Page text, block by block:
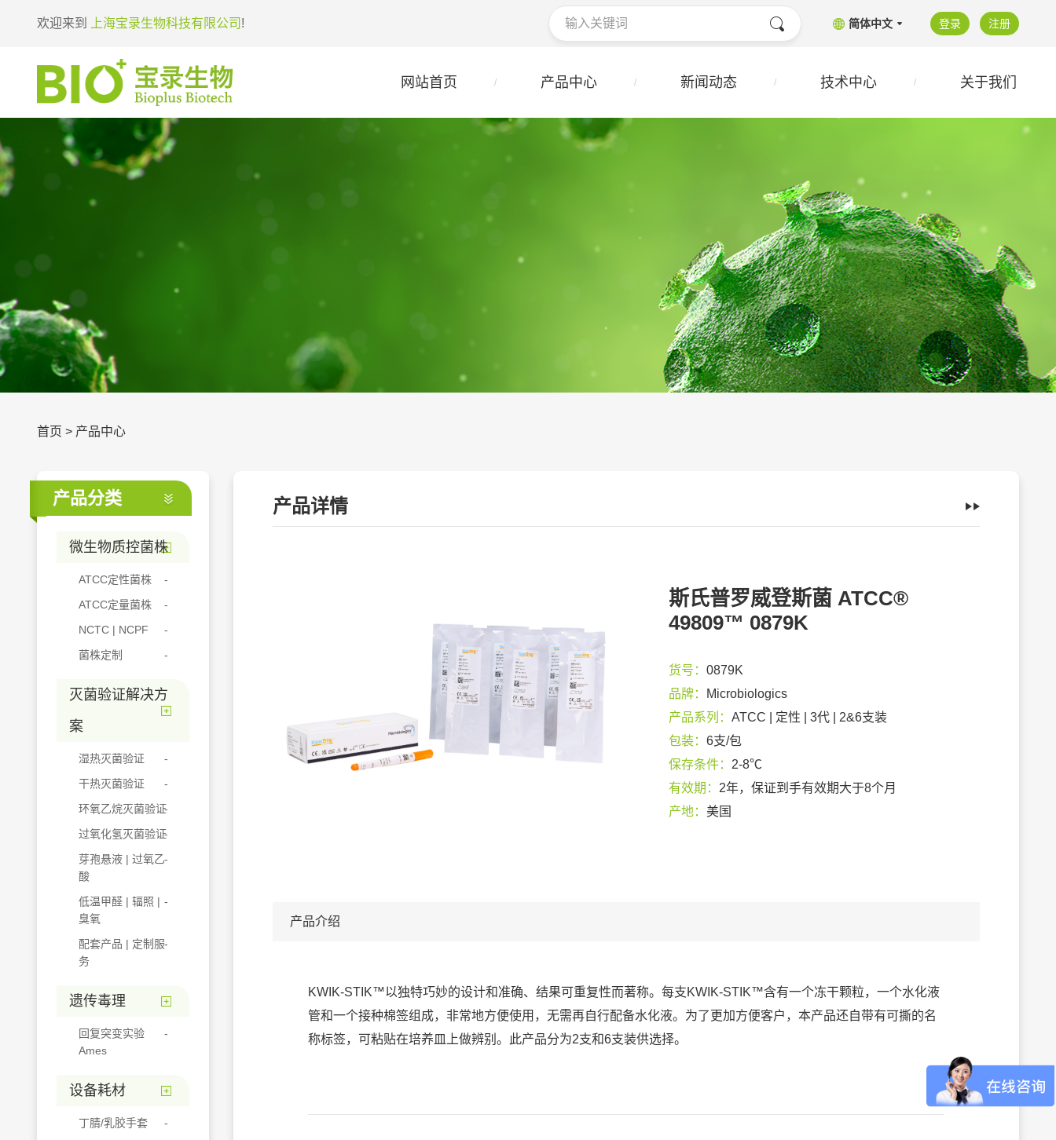
欢迎来到 上海宝录生物科技有限公司 ! 简体中文 登录 注册
网站首页 产品中心 新闻动态 技术中心 关于我们
首页 > 产品中心
产品分类
微生物质控菌株
ATCC定性菌株
ATCC定量菌株
NCTC | NCPF
菌株定制
灭菌验证解决方
案
湿热灭菌验证
干热灭菌验证
环氧乙烷灭菌验证
过氧化氢灭菌验证
芽孢悬液 | 过氧乙
酸
低温甲醛 | 辐照 |
臭氧
配套产品 | 定制服
务
遗传毒理
回复突变实验
Ames
设备耗材
丁腈/乳胶手套
产品详情
斯氏普罗威登斯菌 ATCC®
49809™ 0879K
货号： 0879K
品牌：
Microbiologics
产品系列： ATCC | 定性 | 3代 | 2&6支装
包装： 6支/包
保存条件： 2-8℃
有效期： 2年，保证到手有效期大于8个月
产地： 美国
产品介绍
KWIK-STIK™以独特巧妙的设计和准确、结果可重复性而著称。每支KWIK-STIK™含有一个冻干颗粒，一个水化液
管和一个接种棉签组成，非常地方便使用，无需再自行配备水化液。为了更加方便客户，本产品还自带有可撕的名
称标签，可粘贴在培养皿上做辨别。此产品分为2支和6支装供选择。